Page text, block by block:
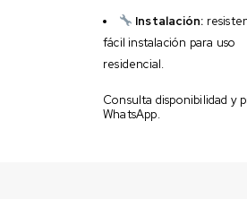
Instalación:
fácil instalación para uso
residencial.
Consulta disponibilidad y
WhatsApp.